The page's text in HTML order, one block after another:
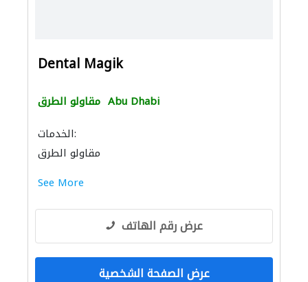
Dental Magik
مقاولو الطرق Abu Dhabi
الخدمات:
مقاولو الطرق
See More
عرض رقم الهاتف
عرض الصفحة الشخصية